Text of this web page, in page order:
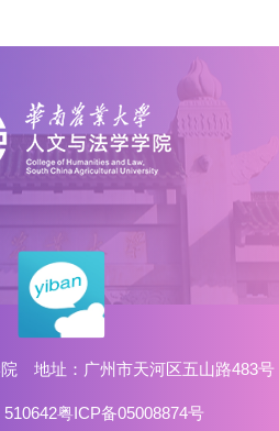
地址：广州市天河区五山路483号
粤ICP备05008874号